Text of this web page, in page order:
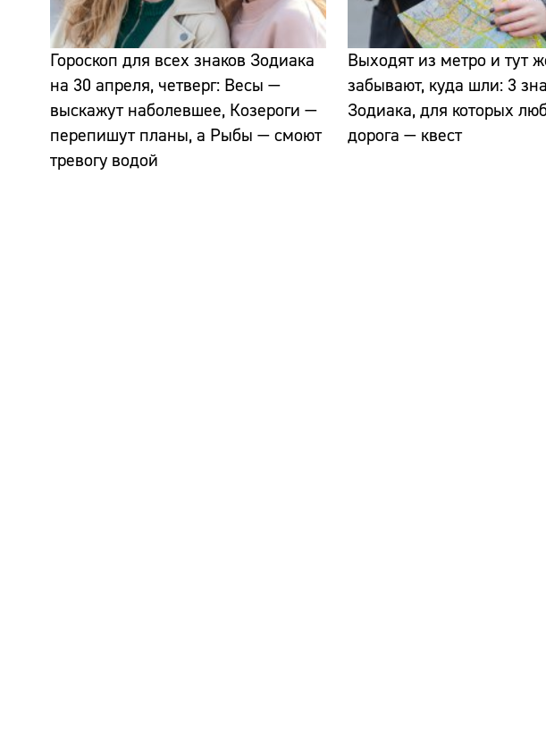
Гороскоп для всех знаков Зодиака
на 30 апреля, четверг: Весы —
выскажут наболевшее, Козероги —
перепишут планы, а Рыбы — смоют
тревогу водой
Выходят из метро и тут
забывают, куда шли: 3
Зодиака, для которых
дорога — квест